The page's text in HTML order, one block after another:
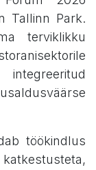
Tallinn Park.
terviklikku
töökindlus